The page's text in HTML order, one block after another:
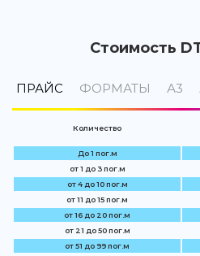
Стоимость
ПРАЙС ФОРМАТЫ А3
Количество
До 1 пог.м
от 1 до 3 пог.м
от 4 до 10 пог.м
от 11 до 15 пог.м
от 16 до 20 пог.м
от 21 до 50 пог.м
от 51 до 99 пог.м